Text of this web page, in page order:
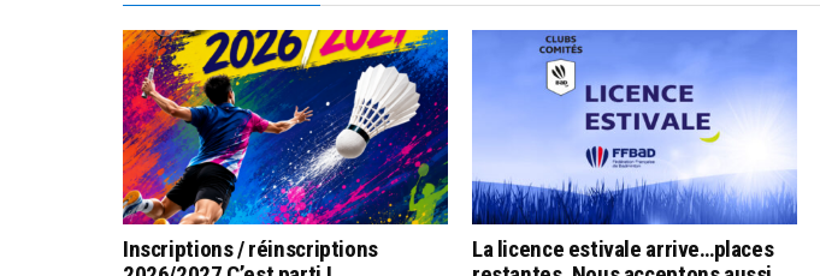
Inscriptions / réinscriptions
La licence estivale arrive…places